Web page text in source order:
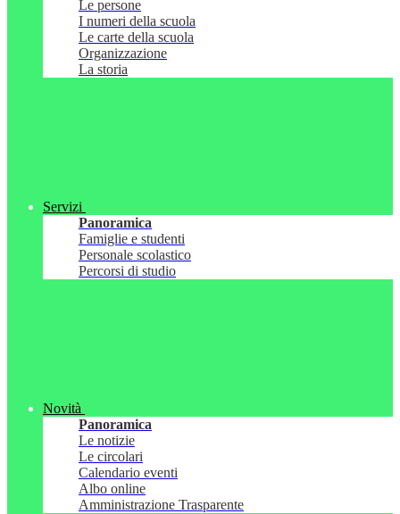
Le persone
I numeri della scuola
Le carte della scuola
Organizzazione
La storia
Servizi
Panoramica
Famiglie e studenti
Personale scolastico
Percorsi di studio
Novità
Panoramica
Le notizie
Le circolari
Calendario eventi
Albo online
Amministrazione Trasparente